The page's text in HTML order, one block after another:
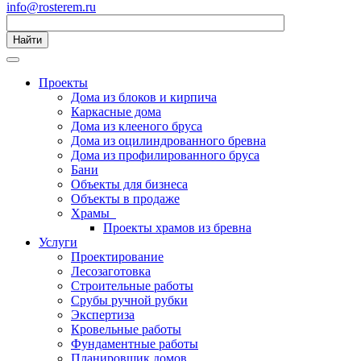
info@rosterem.ru
Найти
Проекты
Дома из блоков и кирпича
Каркасные дома
Дома из клееного бруса
Дома из оцилиндрованного бревна
Дома из профилированного бруса
Бани
Объекты для бизнеса
Объекты в продаже
Храмы
Проекты храмов из бревна
Услуги
Проектирование
Лесозаготовка
Строительные работы
Срубы ручной рубки
Экспертиза
Кровельные работы
Фундаментные работы
Планировщик домов